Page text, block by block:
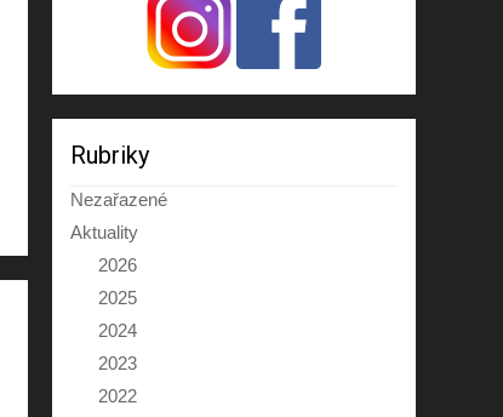
Rubriky
Nezařazené
Aktuality
2026
2025
2024
2023
2022